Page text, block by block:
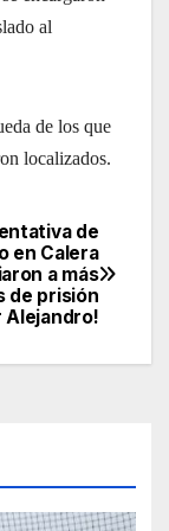
al
de los que
localizados.
de
en Calera
a más
de prisión
Alejandro!